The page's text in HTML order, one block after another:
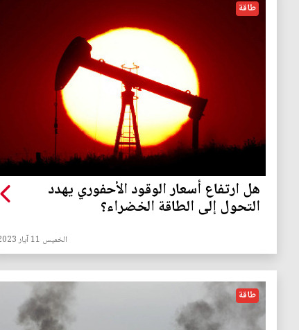
طاقة
هل ارتفاع أسعار الوقود الأحفوري يهدد
التحول إلى الطاقة الخضراء؟
الخميس 11 آيار 2023
طاقة